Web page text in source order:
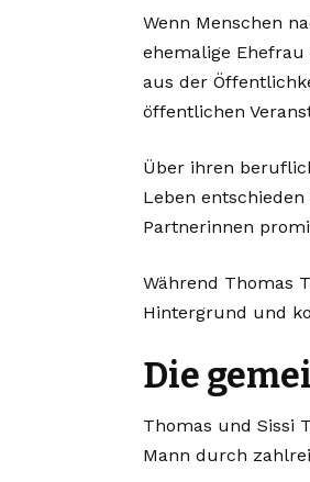
Wenn Menschen
ehemalige Ehefrau
aus der
öffentlichen
Über ihren
Leben
Partnerinnen
Während Thomas
Hintergrund und
Die
Thomas und Sissi
Mann durch